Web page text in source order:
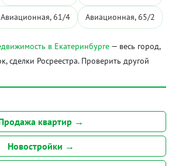
Авиационная, 61/4 Авиационная, 65/2
в Екатеринбурге — весь город,
сделки Росреестра. Проверить другой
квартир →
Новостройки →